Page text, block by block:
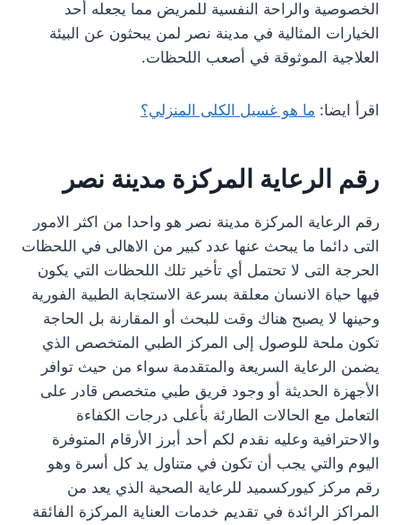
الخصوصية والراحة النفسية للمريض مما يجعله أحد
الخيارات المثالية في مدينة نصر لمن يبحثون عن البيئة
العلاجية الموثوقة في أصعب اللحظات.
اقرأ ايضا: ما هو غسيل الكلى المنزلي؟
رقم الرعاية المركزة مدينة نصر
رقم الرعاية المركزة مدينة نصر هو واحدا من اكثر الامور
التى دائما ما يبحث عنها عدد كبير من الاهالى في اللحظات
الحرجة التى لا تحتمل أي تأخير تلك اللحظات التي يكون
فيها حياة الانسان معلقة بسرعة الاستجابة الطبية الفورية
وحينها لا يصبح هناك وقت للبحث أو المقارنة بل الحاجة
تكون ملحة للوصول إلى المركز الطبي المتخصص الذي
يضمن الرعاية السريعة والمتقدمة سواء من حيث توافر
الأجهزة الحديثة أو وجود فريق طبي متخصص قادر على
التعامل مع الحالات الطارئة بأعلى درجات الكفاءة
والاحترافية وعليه نقدم لكم أحد أبرز الأرقام المتوفرة
اليوم والتي يجب أن تكون في متناول يد كل أسرة وهو
رقم مركز كيوركسميد للرعاية الصحية الذي يعد من
المراكز الرائدة في تقديم خدمات العناية المركزة الفائقة